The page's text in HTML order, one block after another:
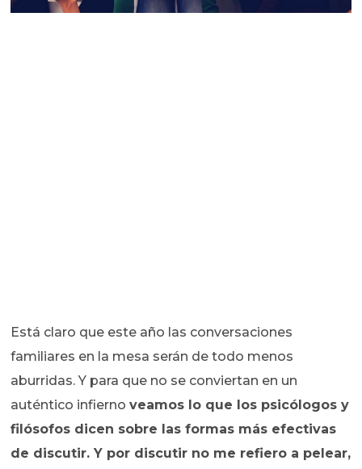
Está claro que este año las conversaciones
familiares en la mesa serán de todo menos
aburridas. Y para que no se conviertan en un
auténtico infiernoveamos lo que los psicólogos y
filósofos dicen sobre las formas más efectivas
de discutir. Y por discutir no me refiero a pelear,